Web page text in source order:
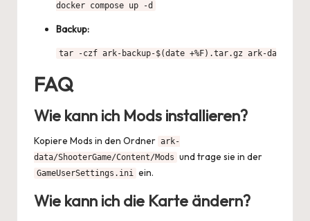
docker compose up -d
Backup:
tar -czf ark-backup-$(date +%F).tar.gz ark-data
FAQ
Wie kann ich Mods installieren?
Kopiere Mods in den Ordner ark-
data/ShooterGame/Content/Mods und trage sie in der
GameUserSettings.ini ein.
Wie kann ich die Karte ändern?